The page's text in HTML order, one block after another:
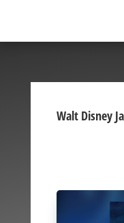
Walt Disney